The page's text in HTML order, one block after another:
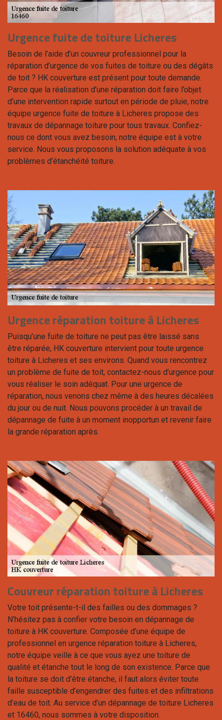
Urgence fuite de toiture Licheres
Besoin de l’aide d’un couvreur professionnel pour la
réparation d’urgence de vos fuites de toiture ou des dégâts
de toit ? HK couverture est présent pour toute demande.
Parce que la réalisation d’une réparation doit faire l’objet
d’une intervention rapide surtout en période de pluie, notre
équipe urgence fuite de toiture à Licheres propose des
travaux de dépannage toiture pour tous travaux. Confiez-
nous ce dont vous avez besoin, notre équipe est à votre
service. Nous vous proposons la solution adéquate à vos
problèmes d’étanchéité toiture.
Urgence réparation toiture à Licheres
Puisqu’une fuite de toiture ne peut pas être laissé sans
être réparée, HK couverture intervient pour toute urgence
toiture à Licheres et ses environs. Quand vous rencontrez
un problème de fuite de toit, contactez-nous d’urgence pour
vous réaliser le soin adéquat. Pour une urgence de
réparation, nous venons chez même à des heures décalées
du jour ou de nuit. Nous pouvons procéder à un travail de
dépannage de fuite à un moment inopportun et revenir faire
la grande réparation après.
Couvreur réparation toiture à Licheres
Votre toit présente-t-il des failles ou des dommages ?
N’hésitez pas à confier votre besoin en dépannage de
toiture à HK couverture. Composée d’une équipe de
professionnel en urgence réparation toiture à Licheres,
notre équipe veille à ce que vous ayez une toiture de
qualité et étanche tout le long de son existence. Parce que
la toiture se doit d’être étanche, il faut alors éviter toute
faille susceptible d’engendrer des fuites et des infiltrations
d’eau de toit. Au service d’un dépannage de toiture Licheres
et 16460, nous sommes à votre disposition.